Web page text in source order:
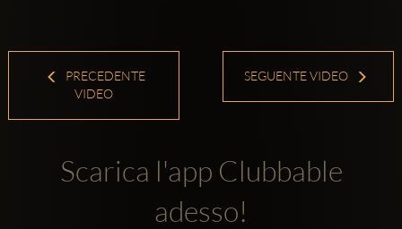
PRECEDENTE
VIDEO
SEGUENTE VIDEO
Scarica l'app Clubbable
adesso!